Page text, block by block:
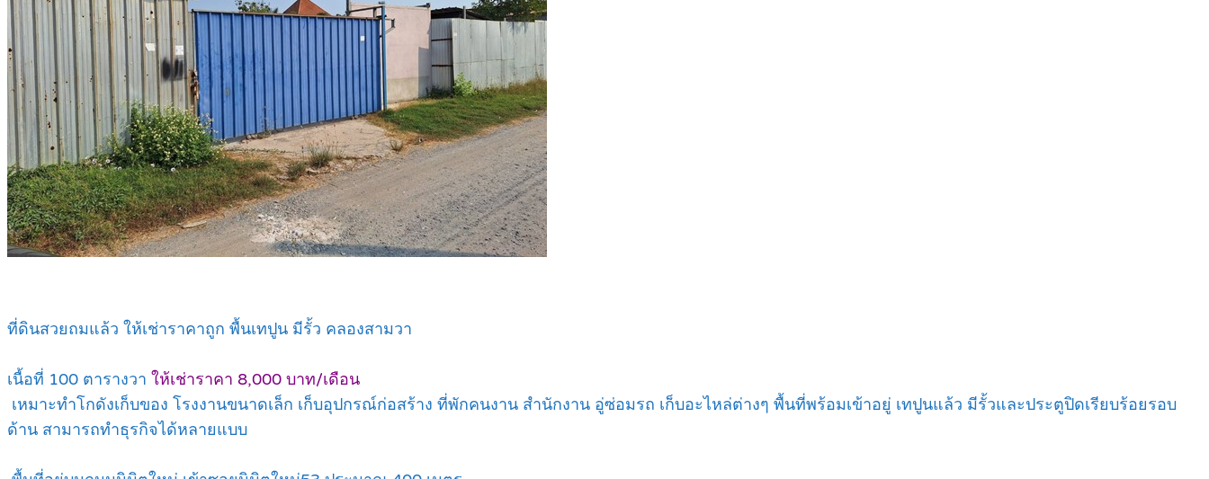
ที่ดินสวยถมแล้ว ให้เช่าราคาถูก พื้นเทปูน มีรั้ว คลองสามวา
เนื้อที่ 100 ตารางวา ให้เช่าราคา 8,000 บาท/เดือน
เหมาะทำโกดังเก็บของ โรงงานขนาดเล็ก เก็บอุปกรณ์ก่อสร้าง ที่พักคนงาน สำนักงาน อู่ซ่อมรถ เก็บอะไหล่ต่างๆ พื้นที่พร้อมเข้าอยู่ เทปูนแล้ว มีรั้วและประตูปิดเรียบร้อยรอบ
ด้าน สามารถทำธุรกิจได้หลายแบบ